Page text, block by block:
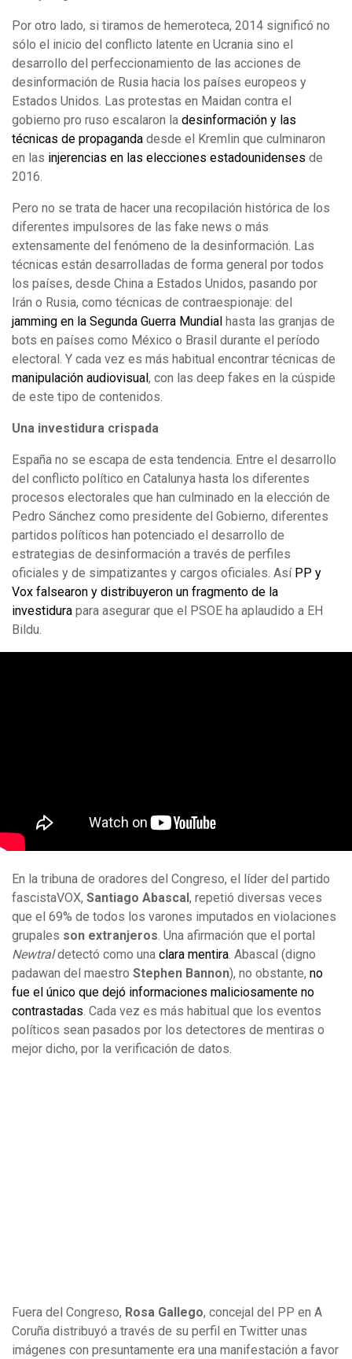
Por otro lado, si tiramos de hemeroteca, 2014 significó no
sólo el inicio del conflicto latente en Ucrania sino el
desarrollo del perfeccionamiento de las acciones de
desinformación de Rusia hacia los países europeos y
Estados Unidos. Las protestas en Maidan contra el
gobierno pro ruso escalaron la desinformación y las
técnicas de propaganda desde el Kremlin que culminaron
en las injerencias en las elecciones estadounidenses de
2016.
Pero no se trata de hacer una recopilación histórica de los
diferentes impulsores de las fake news o más
extensamente del fenómeno de la desinformación. Las
técnicas están desarrolladas de forma general por todos
los países, desde China a Estados Unidos, pasando por
Irán o Rusia, como técnicas de contraespionaje: del
jamming en la Segunda Guerra Mundial hasta las granjas de
bots en países como México o Brasil durante el período
electoral. Y cada vez es más habitual encontrar técnicas de
manipulación audiovisual , con las deep fakes en la cúspide
de este tipo de contenidos.
Una investidura crispada
España no se escapa de esta tendencia. Entre el desarrollo
del conflicto político en Catalunya hasta los diferentes
procesos electorales que han culminado en la elección de
Pedro Sánchez como presidente del Gobierno, diferentes
partidos políticos han potenciado el desarrollo de
estrategias de desinformación a través de perfiles
oficiales y de simpatizantes y cargos oficiales. Así PP y
Vox falsearon y distribuyeron un fragmento de la
investidura para asegurar que el PSOE ha aplaudido a EH
Bildu.
En la tribuna de oradores del Congreso, el líder del partido
fascistaVOX, Santiago Abascal , repetió diversas veces
que el 69% de todos los varones imputados en violaciones
grupales son extranjeros. Una afirmación que el portal
Newtraldetectó como una clara mentira. Abascal (digno
padawan del maestro Stephen Bannon), no obstante, no
fue el único que dejó informaciones maliciosamente no
contrastadas. Cada vez es más habitual que los eventos
políticos sean pasados por los detectores de mentiras o
mejor dicho, por la verificación de datos.
Fuera del Congreso, Rosa Gallego, concejal del PP en A
Coruña distribuyó a través de su perfil en Twitter unas
imágenes con presuntamente era una manifestación a favor